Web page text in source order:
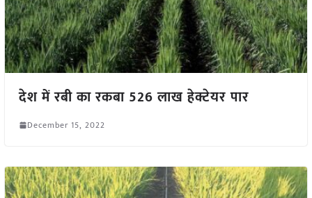
देश में रबी का रकबा 526 लाख हेक्टेयर पार
December 15, 2022